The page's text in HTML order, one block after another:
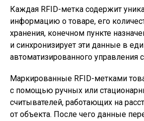
Каждая RFID-метка содержит
информацию о товаре, его
хранения, конечном пункте
и синхронизирует эти данные в
автоматизированного управления
Маркированные RFID-метками
с помощью ручных или
считывателей, работающих на
от объекта. После чего данные